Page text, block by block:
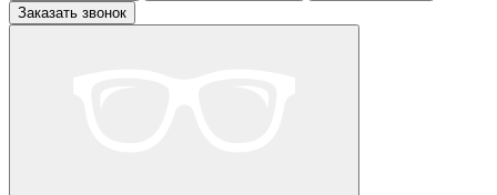
Заказать звонок